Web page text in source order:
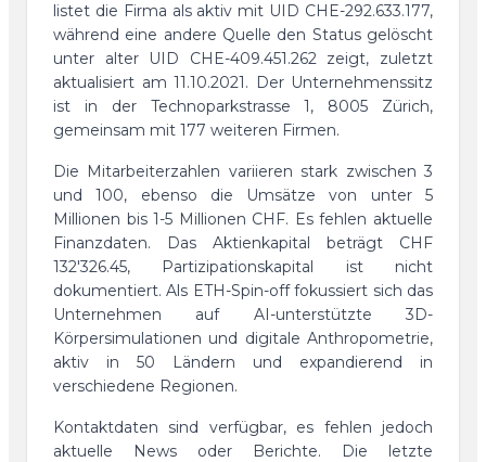
listet die Firma als aktiv mit UID CHE-292.633.177,
während eine andere Quelle den Status gelöscht
unter alter UID CHE-409.451.262 zeigt, zuletzt
aktualisiert am 11.10.2021. Der Unternehmenssitz
ist in der Technoparkstrasse 1, 8005 Zürich,
gemeinsam mit 177 weiteren Firmen.
Die Mitarbeiterzahlen variieren stark zwischen 3
und 100, ebenso die Umsätze von unter 5
Millionen bis 1-5 Millionen CHF. Es fehlen aktuelle
Finanzdaten. Das Aktienkapital beträgt CHF
132'326.45, Partizipationskapital ist nicht
dokumentiert. Als ETH-Spin-off fokussiert sich das
Unternehmen auf AI-unterstützte 3D-
Körpersimulationen und digitale Anthropometrie,
aktiv in 50 Ländern und expandierend in
verschiedene Regionen.
Kontaktdaten sind verfügbar, es fehlen jedoch
aktuelle News oder Berichte. Die letzte